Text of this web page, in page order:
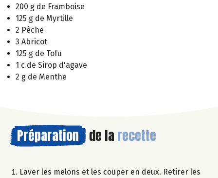
200 g de Framboise
125 g de Myrtille
2 Pêche
3 Abricot
125 g de Tofu
1 c de Sirop d'agave
2 g de Menthe
Préparation de la recette
Laver les melons et les couper en deux. Retirer les